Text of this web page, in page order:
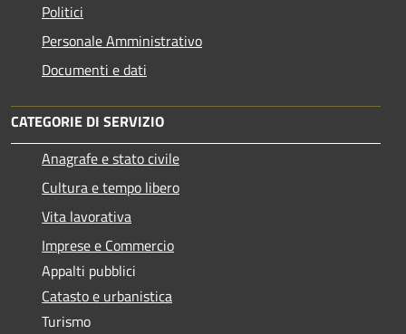
Politici
Personale Amministrativo
Documenti e dati
CATEGORIE DI SERVIZIO
Anagrafe e stato civile
Cultura e tempo libero
Vita lavorativa
Imprese e Commercio
Appalti pubblici
Catasto e urbanistica
Turismo